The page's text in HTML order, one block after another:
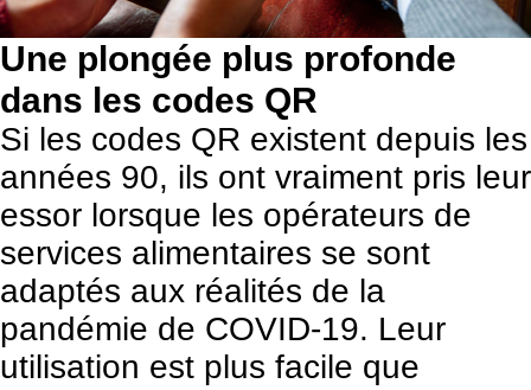
Une plongée plus profonde
dans les codes QR
Si les codes QR existent depuis les
années 90, ils ont vraiment pris leur
essor lorsque les opérateurs de
services alimentaires se sont
adaptés aux réalités de la
pandémie de COVID-19. Leur
utilisation est plus facile que